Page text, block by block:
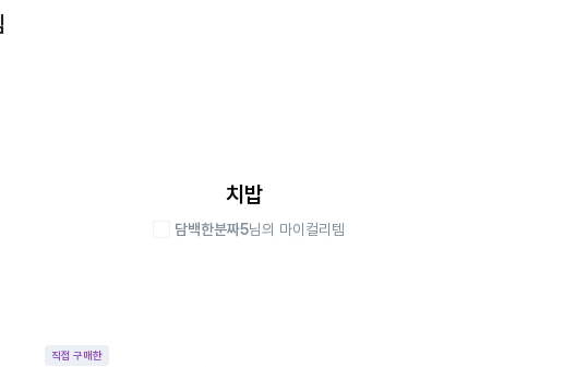
치밥
담백한분짜5님의 마이컬리템
직접 구매한